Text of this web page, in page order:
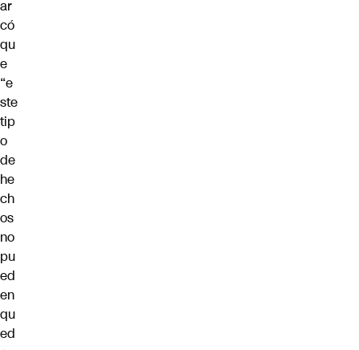
ar
có
qu
e
“e
ste
tip
o
de
he
ch
os
no
pu
ed
en
qu
ed